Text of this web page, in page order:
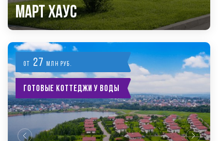
Март Хаус
от 27млн руб.
Готовые коттеджи у воды